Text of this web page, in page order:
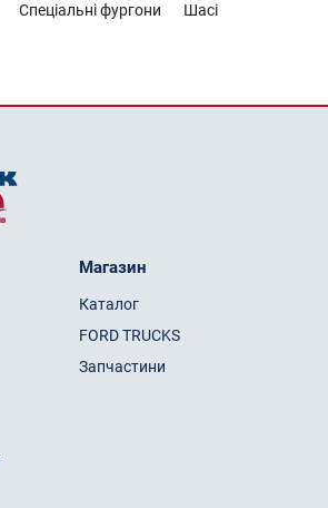
Спеціальні фургони Шасі
Магазин
Каталог
FORD TRUCKS
Запчастини